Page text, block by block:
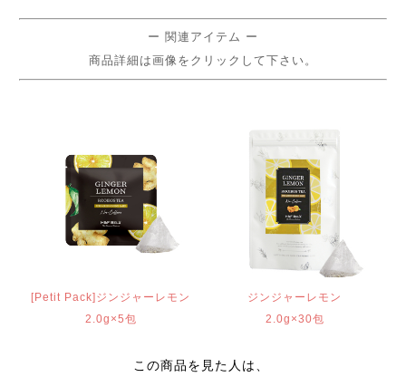
ー 関連アイテム ー
商品詳細は画像をクリックして下さい。
[Petit Pack]ジンジャーレモン
2.0g×5包
ジンジャーレモン
2.0g×30包
この商品を見た人は、